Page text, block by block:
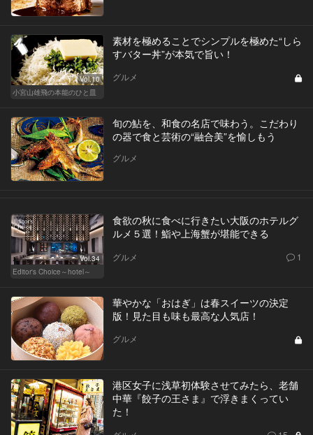
Vol.10
小宮山雄飛の本能のひと皿
素材を極めることでシンプルを極めた“しら
すバター丼”が本気で旨い！
グルメ
旬の鮎を、和食の名店で味わう。こだわり
の器で食と芸術の“融合美”を愉しもう
グルメ
Vol.34
Editor's Choice～hotel～
食欲の秋に食べに行きたい大阪のホテルグ
ルメ５選！鮨や上海蟹が堪能できる
グルメ 1
華やかな「おはぎ」は春スイーツの決定
版！見た目も味も最高な人気店！
グルメ
港区女子に浅草初体験させてみたら、老舗
中華『餃子の王さま』で浮きまくってい
た！